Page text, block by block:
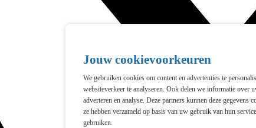
Jouw cookievoorkeuren
We gebruiken cookies om content en advertenties te
websiteverkeer te analyseren. Ook delen we informatie over
adverteren en analyse. Deze partners kunnen deze
ze hebben verzameld op basis van uw gebruik van hun
gebruiken.